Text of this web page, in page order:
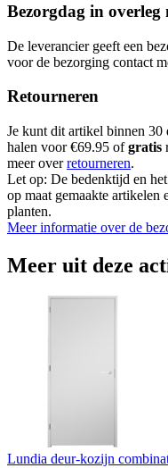
Bezorgdag in overleg
De leverancier geeft een
voor de bezorging contact
Retourneren
Je kunt dit artikel binnen 30
halen voor €69.95 ofgratis
meer overretourneren.
Let op: De bedenktijd en
op maat gemaakte artikelen
planten.
Meer informatie over de
Meer uit deze
Lundia deur-kozijn